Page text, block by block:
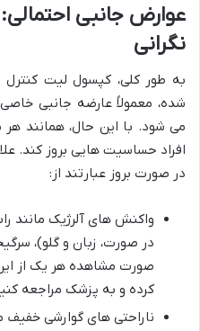
عوارض جانبی
نگرانی
به طور کلی، کپسول لیت
شده، معمولاً عارضه جانبی
می شود. با این حال، همانند
افراد حساسیت هایی بروز کند.
در صورت بروز عبارتند از:
واکنش های آلرژیک مانند
در صورت، زبان و گلو)،
صورت مشاهده هر یک از
کرده و به پزشک مراجعه
ناراحتی های گوارشی خفیف